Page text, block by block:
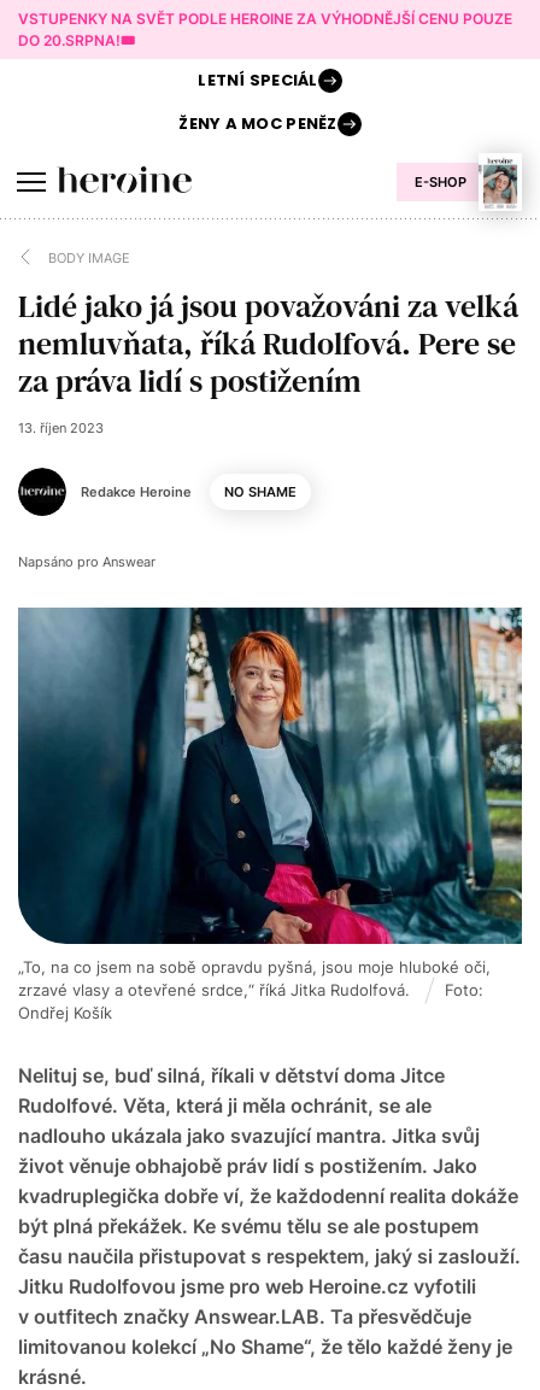
VSTUPENKY NA SVĚT PODLE HEROINE ZA VÝHODNĚJŠÍ CENU POUZE
DO 20.SRPNA!🎟️
E-SHOP
LETNÍ SPECIÁL
ŽENY AMOC PENĚZ
BODY IMAGE
Lidé jako já jsou považováni za velká
nemluvňata, říká Rudolfová. Pere se
za práva lidí s postižením
Redakce Heroine
13. říjen 2023
NO SHAME
Napsáno pro Answear
Nelituj se, buď silná, říkali v dětství doma Jitce
Rudolfové. Věta, která ji měla ochránit, se ale
nadlouho ukázala jako svazující mantra. Jitka svůj
život věnuje obhajobě práv lidí s postižením. Jako
kvadruplegička dobře ví, že každodenní realita dokáže
být plná překážek. Ke svému tělu se ale postupem
času naučila přistupovat s respektem, jaký si zaslouží.
Jitku Rudolfovou jsme pro web Heroine.cz vyfotili
v outfitech značky Answear.LAB. Ta přesvědčuje
limitovanou kolekcí „No Shame“, že tělo každé ženy je
krásné.
„To, na co jsem na sobě opravdu pyšná, jsou moje hluboké oči,
zrzavé vlasy a otevřené srdce,“ říká Jitka Rudolfová.
Foto:
Ondřej Košík